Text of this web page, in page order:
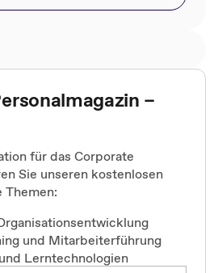
–
für das Corporate
Sie unseren kostenlosen
Themen:
und Mitarbeiterführung
Lerntechnologien